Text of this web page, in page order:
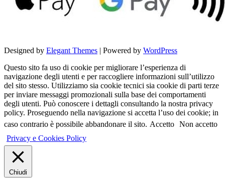
Designed by Elegant Themes | Powered by WordPress
Questo sito fa uso di cookie per migliorare l’esperienza di
navigazione degli utenti e per raccogliere informazioni sull’utilizzo
del sito stesso. Utilizziamo sia cookie tecnici sia cookie di parti terze
per inviare messaggi promozionali sulla base dei comportamenti
degli utenti. Può conoscere i dettagli consultando la nostra privacy
policy. Proseguendo nella navigazione si accetta l’uso dei cookie; in
caso contrario è possibile abbandonare il sito. Accetto Non accetto
Privacy e Cookies Policy
Chiudi